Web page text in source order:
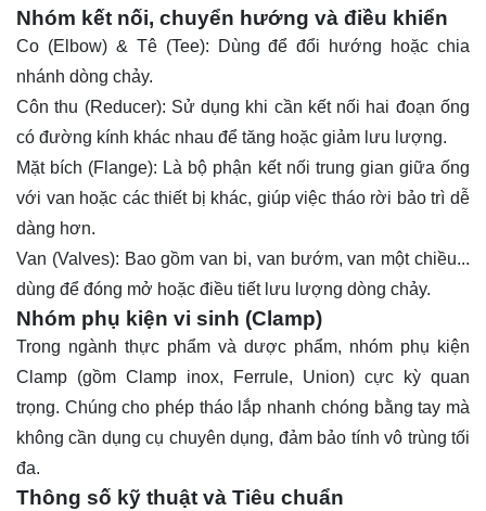
Nhóm kết nối, chuyển hướng và điều khiển
Co (Elbow) & Tê (Tee): Dùng để đổi hướng hoặc chia
nhánh dòng chảy.
Côn thu (Reducer): Sử dụng khi cần kết nối hai đoạn ống
có đường kính khác nhau để tăng hoặc giảm lưu lượng.
Mặt bích (Flange): Là bộ phận kết nối trung gian giữa ống
với van hoặc các thiết bị khác, giúp việc tháo rời bảo trì dễ
dàng hơn.
Van (Valves): Bao gồm van bi, van bướm, van một chiều...
dùng để đóng mở hoặc điều tiết lưu lượng dòng chảy.
Nhóm phụ kiện vi sinh (Clamp)
Trong ngành thực phẩm và dược phẩm, nhóm phụ kiện
Clamp (gồm Clamp inox, Ferrule, Union) cực kỳ quan
trọng. Chúng cho phép tháo lắp nhanh chóng bằng tay mà
không cần dụng cụ chuyên dụng, đảm bảo tính vô trùng tối
đa.
Thông số kỹ thuật và Tiêu chuẩn